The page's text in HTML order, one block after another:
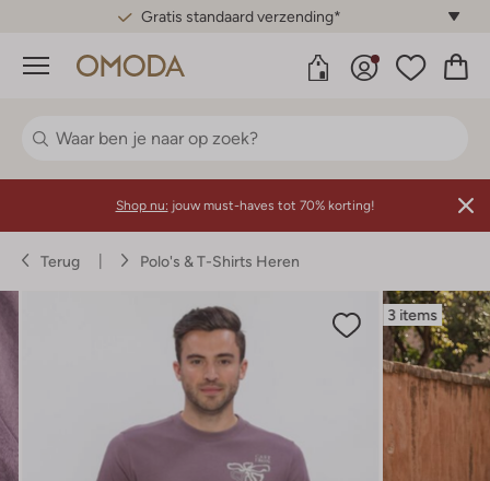
Gratis standaard verzending*
Menu
Shop nu: jouw must-haves tot 70% korting!
Terug Polo's & T-Shirts Heren
3 items